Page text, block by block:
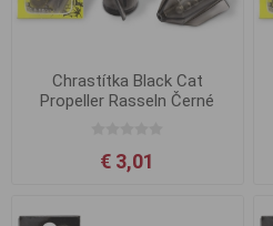
Chrastítka Black Cat
Propeller Rasseln Černé
€ 3,01